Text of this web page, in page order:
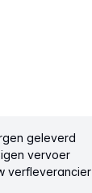
geleverd
vervoer
verfleverancier